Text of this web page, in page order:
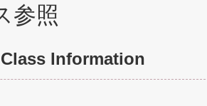
参照
Information